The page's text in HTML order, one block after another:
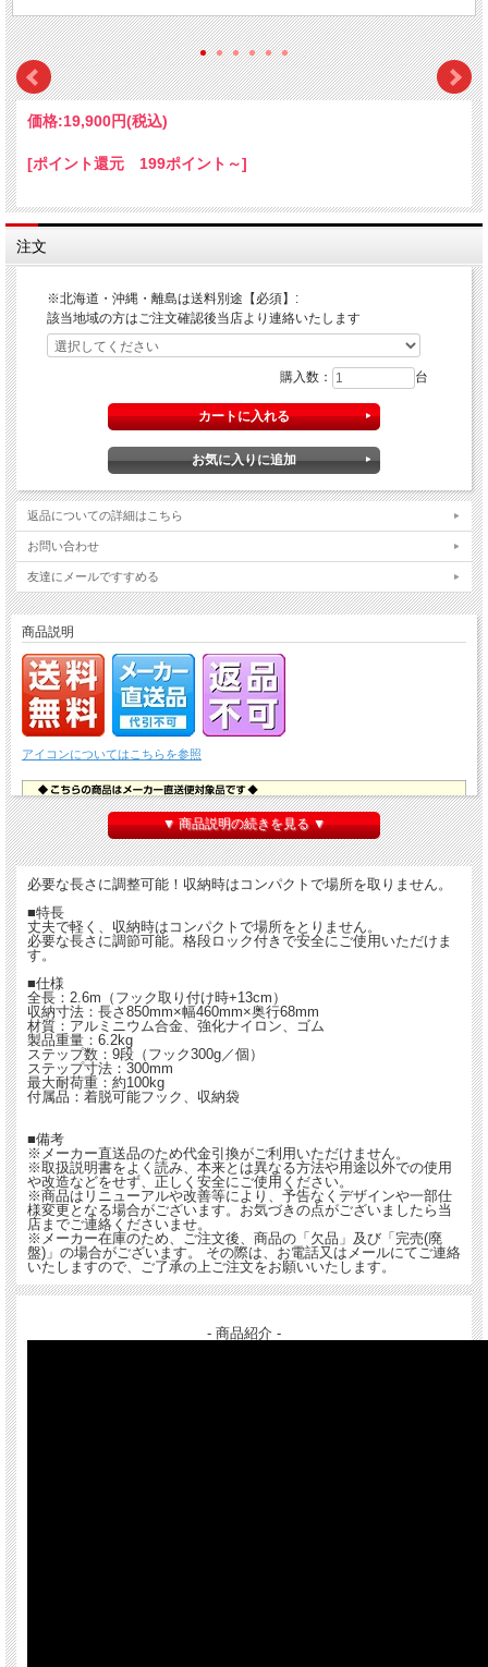
価格:19,900円(税込)
[ポイント還元 199ポイント～]
注文
※北海道・沖縄・離島は送料別途【必須】:
該当地域の方はご注文確認後当店より連絡いたします
購入数： 台
返品についての詳細はこちら
お問い合わせ
友達にメールですすめる
商品説明
アイコンについてはこちらを参照
▼ 商品説明の続きを見る ▼
必要な長さに調整可能！収納時はコンパクトで場所を取りません。
■特長
丈夫で軽く、収納時はコンパクトで場所をとりません。
必要な長さに調節可能。格段ロック付きで安全にご使用いただけま
す。
■仕様
全長：2.6m（フック取り付け時+13cm）
収納寸法：長さ850mm×幅460mm×奥行68mm
材質：アルミニウム合金、強化ナイロン、ゴム
製品重量：6.2kg
ステップ数：9段（フック300g／個）
ステップ寸法：300mm
最大耐荷重：約100kg
付属品：着脱可能フック、収納袋
■備考
※メーカー直送品のため代金引換がご利用いただけません。
※取扱説明書をよく読み、本来とは異なる方法や用途以外での使用
や改造などをせず、正しく安全にご使用ください。
※商品はリニューアルや改善等により、予告なくデザインや一部仕
様変更となる場合がございます。お気づきの点がございましたら当
店までご連絡くださいませ。
※メーカー在庫のため、ご注文後、商品の「欠品」及び「完売(廃
盤)」の場合がございます。 その際は、お電話又はメールにてご連絡
いたしますので、ご了承の上ご注文をお願いいたします。
- 商品紹介 -